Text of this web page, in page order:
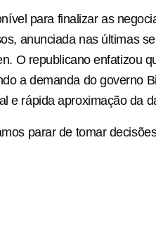
para finalizar as
anunciada nas últimas
O republicano enfatizou
a demanda do governo
e rápida aproximação da
parar de tomar